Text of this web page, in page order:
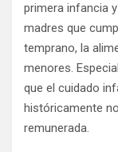
primera infancia
madres que
temprano, la
menores.
que el cuidado
históricamente
remunerada.